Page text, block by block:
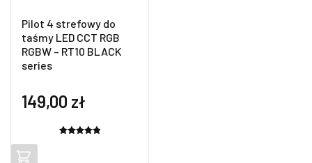
Pilot 4 strefowy do
taśmy LED CCT RGB
RGBW – RT10 BLACK
series
149,00 zł